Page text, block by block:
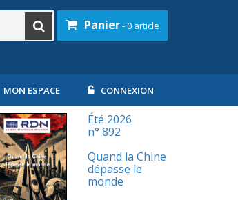
Panier- 0 article
MON ESPACE CONNEXION
Été 2026
n° 892
Quand la Chine
dépasse le
monde